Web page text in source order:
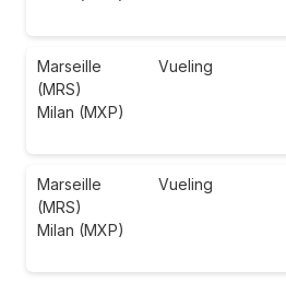
Marseille
(MRS)
Milan (MXP)
Vueling
Marseille
(MRS)
Milan (MXP)
Vueling